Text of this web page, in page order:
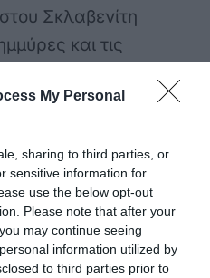
My Personal
sharing to third parties, or
sensitive information for
use the below opt-out
Please note that after your
may continue seeing
information utilized by
to third parties prior to
Σκλαβενίτη
και τις
μέχρι το